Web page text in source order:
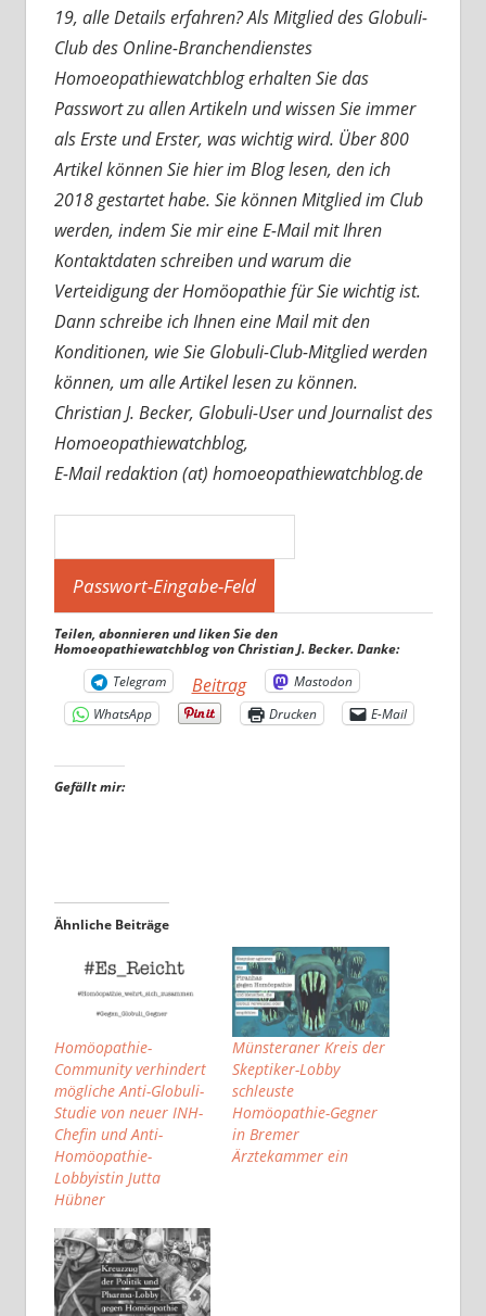
19, alle Details erfahren? Als Mitglied des Globuli-
Club des Online-Branchendienstes
Homoeopathiewatchblog erhalten Sie das
Passwort zu allen Artikeln und wissen Sie immer
als Erste und Erster, was wichtig wird. Über 800
Artikel können Sie hier im Blog lesen, den ich
2018 gestartet habe. Sie können Mitglied im Club
werden, indem Sie mir eine E-Mail mit Ihren
Kontaktdaten schreiben und warum die
Verteidigung der Homöopathie für Sie wichtig ist.
Dann schreibe ich Ihnen eine Mail mit den
Konditionen, wie Sie Globuli-Club-Mitglied werden
können, um alle Artikel lesen zu können.
Christian J. Becker, Globuli-User und Journalist des
Homoeopathiewatchblog,
E-Mail redaktion (at) homoeopathiewatchblog.de
Teilen, abonnieren und liken Sie den
Homoeopathiewatchblog von Christian J. Becker. Danke:
Telegram
Beitrag
Mastodon
WhatsApp
Drucken E-Mail
Gefällt mir:
Ähnliche Beiträge
Homöopathie-
Community verhindert
mögliche Anti-Globuli-
Studie von neuer INH-
Chefin und Anti-
Homöopathie-
Lobbyistin Jutta
Hübner
Münsteraner Kreis der
Skeptiker-Lobby
schleuste
Homöopathie-Gegner
in Bremer
Ärztekammer ein